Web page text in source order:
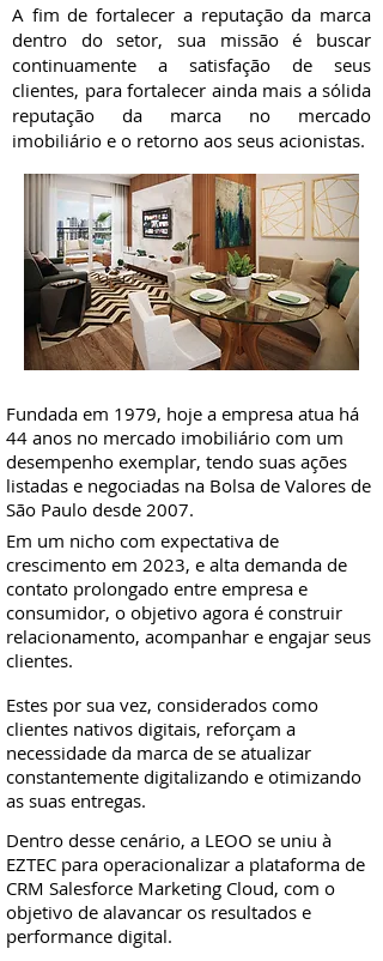
A fim de fortalecer a reputação da marca
dentro do setor, sua missão é buscar
continuamente a satisfação de seus
clientes, para fortalecer ainda mais a sólida
reputação da marca no mercado
imobiliário e o retorno aos seus acionistas.
Fundada em 1979, hoje a empresa atua há
44 anos no mercado imobiliário com um
desempenho exemplar, tendo suas ações
listadas e negociadas na Bolsa de Valores de
São Paulo desde 2007.
Em um nicho com expectativa de
crescimento em 2023, e alta demanda de
contato prolongado entre empresa e
consumidor, o objetivo agora é construir
relacionamento, acompanhar e engajar seus
clientes.
Estes por sua vez, considerados como
clientes nativos digitais, reforçam a
necessidade da marca de se atualizar
constantemente digitalizando e otimizando
as suas entregas.
Dentro desse cenário, a LEOO se uniu à
EZTEC para operacionalizar a plataforma de
CRM Salesforce Marketing Cloud, com o
objetivo de alavancar os resultados e
performance digital.